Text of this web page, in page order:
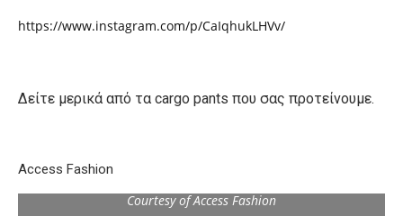
https://www.instagram.com/p/CaIqhukLHVv/
Δείτε μερικά από τα cargo pants που σας προτείνουμε.
Access Fashion
Courtesy of Access Fashion